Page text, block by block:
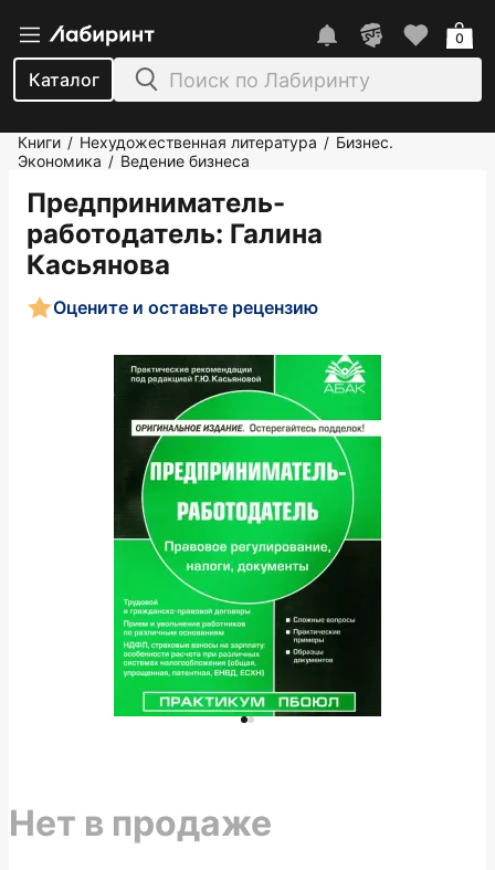
Каталог
0
Книги / Нехудожественная литература / Бизнес.
Экономика / Ведение бизнеса
Предприниматель-
работодатель: Галина
Касьянова
Оцените и оставьте рецензию
Нет в продаже